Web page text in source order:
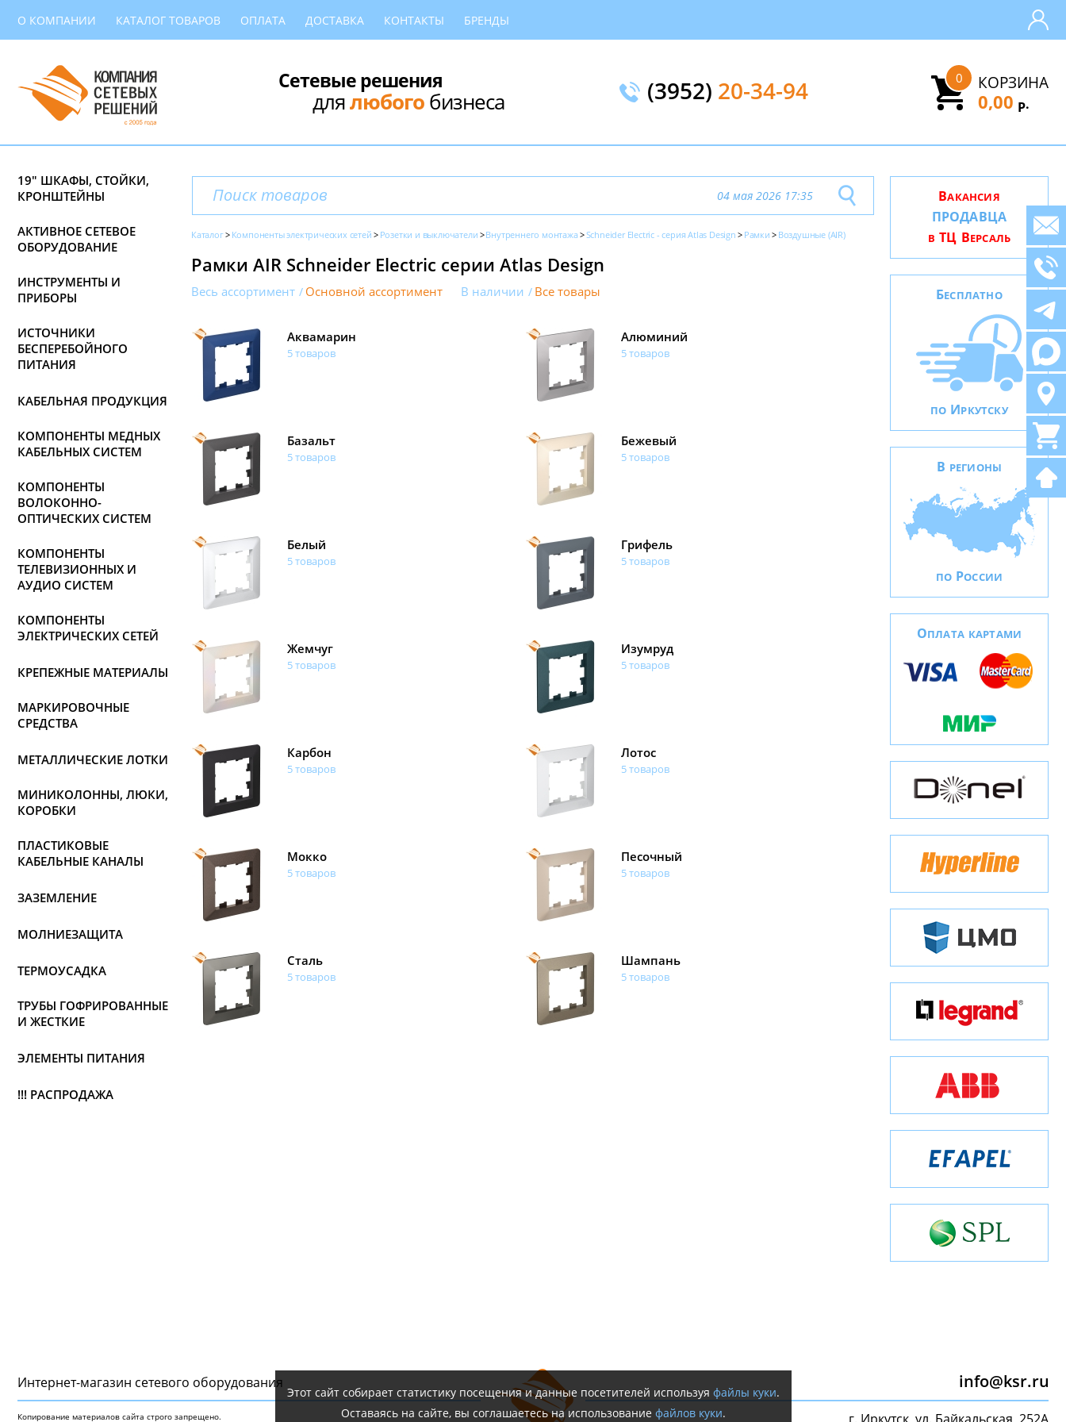
О КОМПАНИИ КАТАЛОГ ТОВАРОВ ОПЛАТА ДОСТАВКА КОНТАКТЫ БРЕНДЫ
Сетевые решения
длялюбогобизнеса (3952) 20-34-94 КОРЗИНА
0
0,00 Р.
19" ШКАФЫ, СТОЙКИ,
КРОНШТЕЙНЫ
АКТИВНОЕ СЕТЕВОЕ
ОБОРУДОВАНИЕ
ИНСТРУМЕНТЫ И
ПРИБОРЫ
ИСТОЧНИКИ
БЕСПЕРЕБОЙНОГО
ПИТАНИЯ
КАБЕЛЬНАЯ ПРОДУКЦИЯ
КОМПОНЕНТЫ МЕДНЫХ
КАБЕЛЬНЫХ СИСТЕМ
КОМПОНЕНТЫ
ВОЛОКОННО-
ОПТИЧЕСКИХ СИСТЕМ
КОМПОНЕНТЫ
ТЕЛЕВИЗИОННЫХ И
АУДИО СИСТЕМ
КОМПОНЕНТЫ
ЭЛЕКТРИЧЕСКИХ СЕТЕЙ
КРЕПЕЖНЫЕ МАТЕРИАЛЫ
МАРКИРОВОЧНЫЕ
СРЕДСТВА
МЕТАЛЛИЧЕСКИЕ ЛОТКИ
МИНИКОЛОННЫ, ЛЮКИ,
КОРОБКИ
ПЛАСТИКОВЫЕ
КАБЕЛЬНЫЕ КАНАЛЫ
ЗАЗЕМЛЕНИЕ
МОЛНИЕЗАЩИТА
ТЕРМОУСАДКА
ТРУБЫ ГОФРИРОВАННЫЕ
И ЖЕСТКИЕ
ЭЛЕМЕНТЫ ПИТАНИЯ
!!! РАСПРОДАЖА
04 мая 2026 17:35
Каталог Компоненты электрических сетей Розетки и выключатели Внутреннего монтажа Schneider Electric - серия Atlas Design Рамки Воздушные (AIR)
Рамки AIR Schneider Electric серии Atlas Design
Весь ассортимент Основной ассортимент В наличии Все товары
Аквамарин
5 товаров
Алюминий
5 товаров
Базальт
5 товаров
Бежевый
5 товаров
Белый
5 товаров
Грифель
5 товаров
Жемчуг
5 товаров
Изумруд
5 товаров
Карбон
5 товаров
Лотос
5 товаров
Мокко
5 товаров
Песочный
5 товаров
Сталь
5 товаров
Шампань
5 товаров
ВАКАНСИЯ
ПРОДАВЦА
В ТЦ ВЕРСАЛЬ
БЕСПЛАТНО
ПО ИРКУТСКУ
В РЕГИОНЫ
ПО РОССИИ
ОПЛАТА КАРТАМИ
Интернет-магазин сетeвого оборудования
Копирование материалов сайта строго запрещено.
info@ksr.ru
Этот сайт собирает статистику посещения и данные посетителей используя файлы куки.
Оставаясь на сайте, вы соглашаетесь на использование файлов куки.